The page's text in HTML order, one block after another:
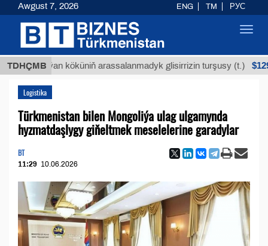
TDHÇMB
Buýan köküniň arassalanmadyk glisirrizin turşusy (t.) $12935,18
Logistika
Türkmenistan bilen Mongoliýa ulag ulgamynda
hyzmatdaşlygy giňeltmek meselelerine garadylar
BT
11:29 10.06.2026
Awgust 7, 2026 ENG TM РУС